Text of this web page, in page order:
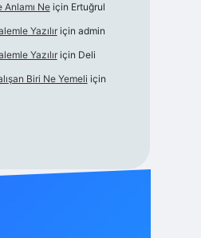
Neiçin Ertuğrul
Yazılıriçin admin
Yazılıriçin Deli
Biri Ne Yemeli için